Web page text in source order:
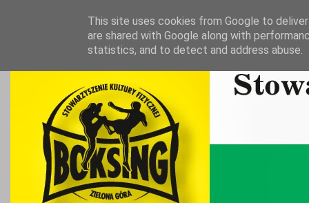
This site uses cookies from Google to
are shared with Google along with
statistics, and to detect and address abuse.